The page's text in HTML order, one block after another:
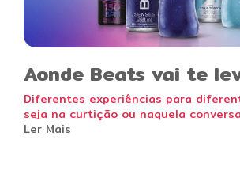
Aonde Beats vai te
Diferentes experiências para
seja na curtição ou naquela
Ler Mais